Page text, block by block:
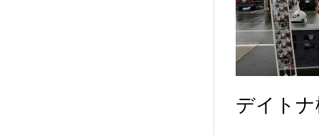
デイト